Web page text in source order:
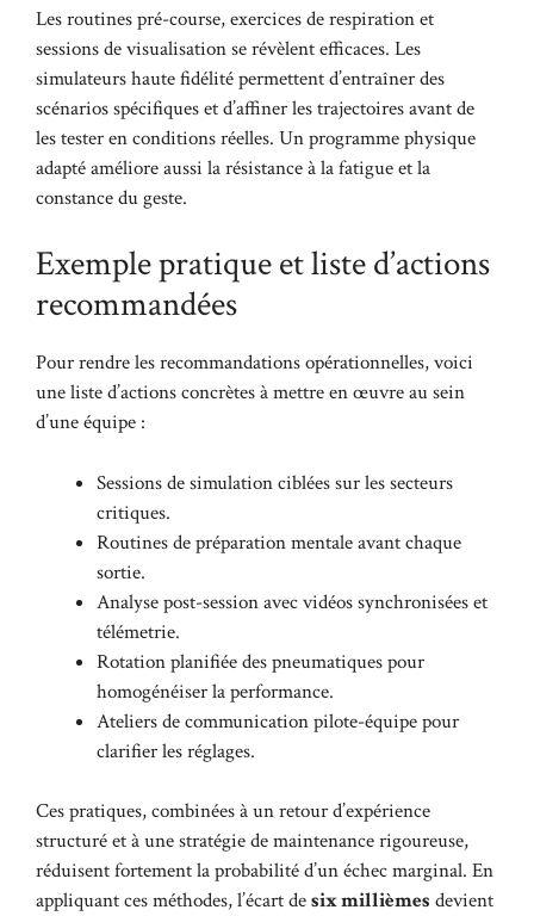
Les routines pré-course, exercices de respiration et
sessions de visualisation se révèlent efficaces. Les
simulateurs haute fidélité permettent d’entraîner des
scénarios spécifiques et d’affiner les trajectoires avant de
les tester en conditions réelles. Un programme physique
adapté améliore aussi la résistance à la fatigue et la
constance du geste.
Exemple pratique et liste d’actions
recommandées
Pour rendre les recommandations opérationnelles, voici
une liste d’actions concrètes à mettre en œuvre au sein
d’une équipe :
Sessions de simulation ciblées sur les secteurs
critiques.
Routines de préparation mentale avant chaque
sortie.
Analyse post-session avec vidéos synchronisées et
télémetrie.
Rotation planifiée des pneumatiques pour
homogénéiser la performance.
Ateliers de communication pilote-équipe pour
clarifier les réglages.
Ces pratiques, combinées à un retour d’expérience
structuré et à une stratégie de maintenance rigoureuse,
réduisent fortement la probabilité d’un échec marginal. En
appliquant ces méthodes, l’écart desix millièmes devient